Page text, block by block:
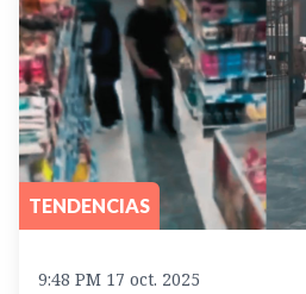
TENDENCIAS
9:48 PM 17 oct. 2025